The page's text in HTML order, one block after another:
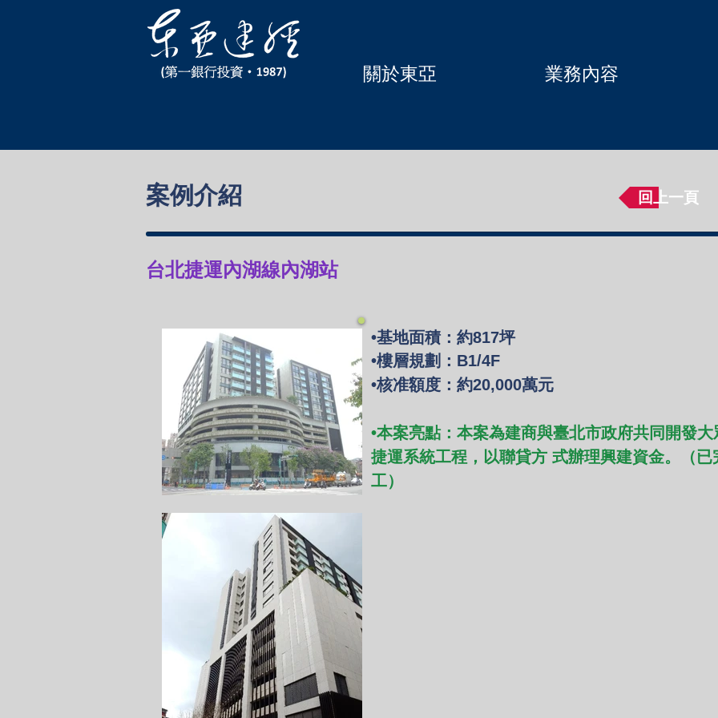
關於東亞 業務內容
案例介紹 回上一頁
台北捷運內湖線內湖站
•基地面積：約817坪
•樓層規劃：B1/4F
•核准額度：約20,000萬元
•本案亮點： 本案為建商與臺北市政府共同開發大
捷運系統工程，以聯貸方 式辦理興建資金。（已
工）